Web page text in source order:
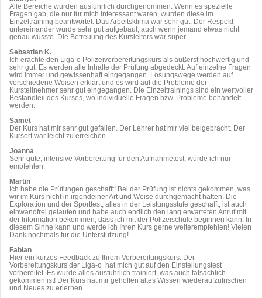
Alle Bereiche wurden ausführlich durchgenommen. Wenn es spezielle
Fragen gab, die nur für mich interessant waren, wurden diese im
Einzeltraining beantwortet. Das Arbeitsklima war sehr gut. Der Respekt
untereinander wurde sehr gut aufgebaut, auch wenn jemand etwas nicht
genau wusste. Die Betreuung des Kursleiters war super.
Sebastian K.
Ich erachte den Liga-o Polizeivorbereitungskurs als äußerst hochwertig und
sehr gut. Es werden alle Inhalte der Prüfung abgedeckt. Auf einzelne Fragen
wird immer und gewissenhaft eingegangen. Lösungswege werden auf
verschiedene Weisen erklärt und es wird auf die Probleme der
Kursteilnehmer sehr gut eingegangen. Die Einzeltrainings sind ein wertvoller
Bestandteil des Kurses, wo individuelle Fragen bzw. Probleme behandelt
werden.
Samet
Der Kurs hat mir sehr gut gefallen. Der Lehrer hat mir viel beigebracht. Der
Kursort war leicht zu erreichen.
Joanna
Sehr gute, intensive Vorbereitung für den Aufnahmetest, würde ich nur
empfehlen.
Martin
Ich habe die Prüfungen geschafft! Bei der Prüfung ist nichts gekommen, was
wir im Kurs nicht in irgendeiner Art und Weise durchgemacht hatten. Die
Exploration und der Sporttest, alles in der Leistungsstufe geschafft, ist auch
einwandfrei gelaufen und habe auch endlich den lang erwarteten Anruf mit
der Information bekommen, dass ich mit der Polizeischule beginnen kann. In
diesem Sinne kann und werde ich Ihren Kurs gerne weiterempfehlen! Vielen
Dank nochmals für die Unterstützung!
Fabian
Hier ein kurzes Feedback zu Ihrem Vorbereitungskurs: Der
Vorbereitungskurs der Liga-o hat mich gut auf den Einstellungstest
vorbereitet. Es wurde alles ausführlich trainiert, was auch tatsächlich
gekommen ist! Der Kurs hat mir geholfen altes Wissen wiederaufzufrischen
und Neues zu erlernen.